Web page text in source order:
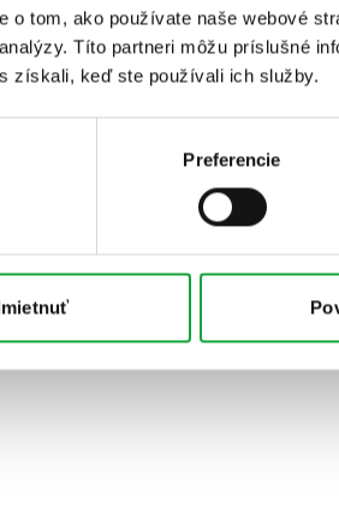
o tom, ako používate naše webové
Títo partneri môžu príslušné
získali, keď ste používali ich služby.
Preferencie